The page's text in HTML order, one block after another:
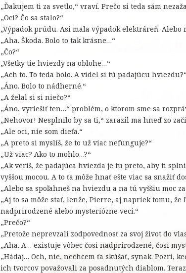
„Ďakujem ti za svetlo,“ vraví. Prečo si teda sám
„Oci? Čo sa stalo?“
„Výpadok prúdu. Asi mala výpadok elektráreň.
„Aha. Škoda. Bolo to tak krásne…“
„Čo?“
„Všetky tie hviezdy na oblohe…“
„Ach to. To teda bolo. A videl si tú padajúcu
„Áno. Bolo to nádherné.“
„A želal si si niečo?“
„Áno, vyriešiť ten…“ problém, o ktorom sme sa
„Nehovor! Nesplnilo by sa ti,“ zarazil ma hneď zo
„Ale oci, nie som dieťa.“
„A preto si myslíš, že to už viac nefunguje?“
„Už viac? Ako to mohlo…?“
„Ak veríš, že padajúca hviezda je tu preto, aby ti
vyššou mocou. A to ťa môže hnať ešte viac sa snažiť
„Alebo sa spoľahneš na hviezdu a na tú vyššiu moc
„Aj to sa môže stať, lenže, Pierre, aj napriek tomu,
nadprirodzené alebo mysteriózne veci.“
„Prečo?“
„Pretože neprevzali zodpovednosť za svoj život do
„Aha. A… existuje vôbec čosi nadprirodzené, čosi
„Hádaj… Och, nie, nechcem ťa skúšať, synak. Pozri,
ich tvorcov považovali za posadnutých diablom.